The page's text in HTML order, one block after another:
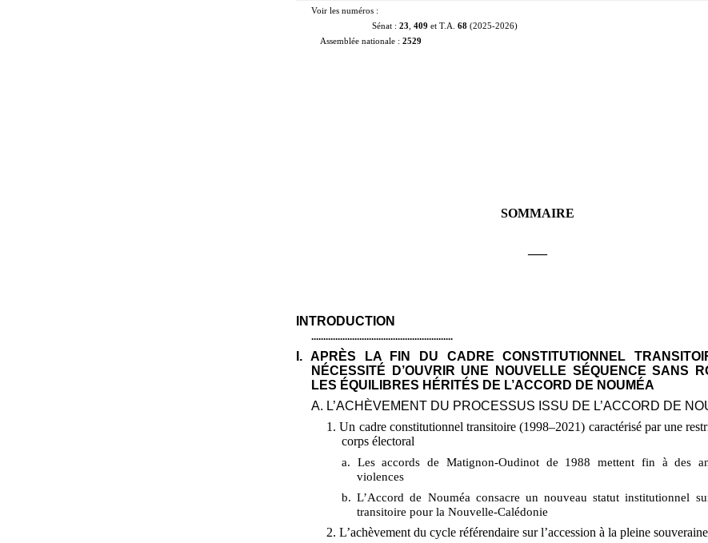
Voir les numéros :
Sénat : 23, 409 et T.A. 68 (2025‑2026)
Assemblée nationale :2529
SOMMAIRE
INTRODUCTION
...........................................................
I. APRÈS LA FIN DU CADRE CONSTITUTIONNEL
NÉCESSITÉ D’OUVRIR UNE NOUVELLE SÉQUENCE SANS
LES ÉQUILIBRES HÉRITÉS DE L’ACCORD DE NOUMÉA
A. L’ACHÈVEMENT DU PROCESSUS ISSU DE L’ACCORD DE
1. Un cadre constitutionnel transitoire (1998–2021) caractérisé par une
corps électoral
a. Les accords de Matignon-Oudinot de 1988 mettent fin à des
violences
b. L’Accord de Nouméa consacre un nouveau statut institutionnel
transitoire pour la Nouvelle-Calédonie
2. L’achèvement du cycle référendaire sur l’accession à la pleine